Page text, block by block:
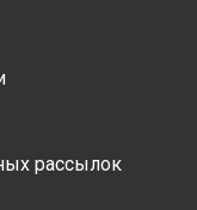
рассылок